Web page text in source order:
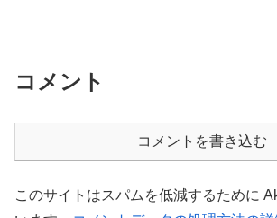
コメント
コメントを書き込む
このサイトはスパムを低減するために